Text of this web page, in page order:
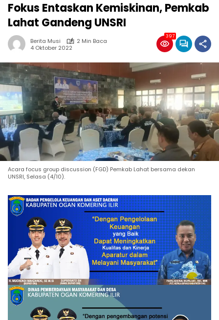
Fokus Entaskan Kemiskinan, Pemkab
Lahat Gandeng UNSRI
Berita Musi
2 Min Baca
4 Oktober 2022
397
Acara focus group discussion (FGD) Pemkab Lahat bersama dekan
UNSRI, Selasa (4/10).